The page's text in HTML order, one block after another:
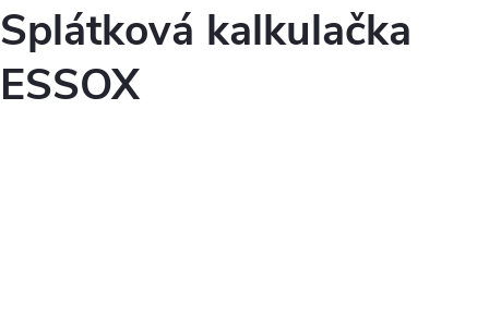
Splátková kalkulačka
ESSOX